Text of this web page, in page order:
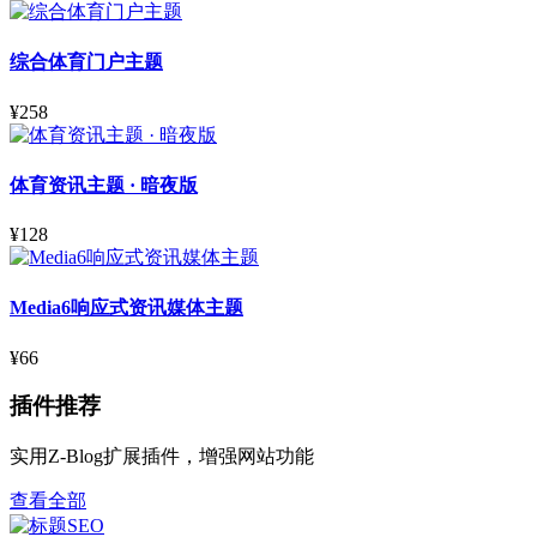
综合体育门户主题
¥258
体育资讯主题 · 暗夜版
¥128
Media6响应式资讯媒体主题
¥66
插件推荐
实用Z-Blog扩展插件，增强网站功能
查看全部